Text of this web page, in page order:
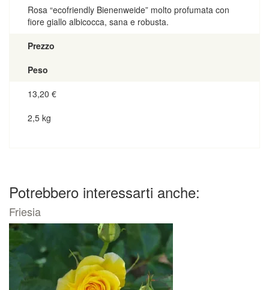
Rosa “ecofriendly Bienenweide” molto profumata con
fiore giallo albicocca, sana e robusta.
Prezzo
Peso
13,20 €
2,5 kg
Potrebbero interessarti anche:
Friesia